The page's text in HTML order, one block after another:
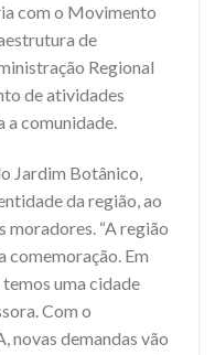
com o Movimento
de
Regional
de atividades
a comunidade.
Jardim Botânico,
da região, ao
moradores. “A região
comemoração. Em
temos uma cidade
Com o
novas demandas vão